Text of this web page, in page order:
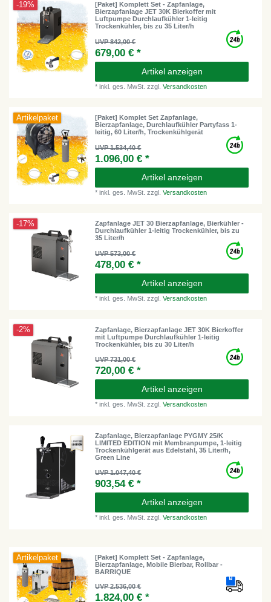
-19%
[Paket] Komplett Set - Zapfanlage,
Bierzapfanlage JET 30K Bierkoffer mit
Luftpumpe Durchlaufkühler 1-leitig
Trockenkühler, bis zu 35 Liter/h
UVP 842,00 €
679,00 € *
Artikel anzeigen
*inkl. ges. MwSt. zzgl.Versandkosten
Artikelpaket
[Paket] Komplet Set Zapfanlage,
Bierzapfanlage, Durchlaufkühler Partyfass 1-
leitig, 60 Liter/h, Trockenkühlgerät
UVP 1.534,40 €
1.096,00 € *
Artikel anzeigen
*inkl. ges. MwSt. zzgl.Versandkosten
-17%
Zapfanlage JET 30 Bierzapfanlage, Bierkühler -
Durchlaufkühler 1-leitig Trockenkühler, bis zu
35 Liter/h
UVP 573,00 €
478,00 € *
Artikel anzeigen
*inkl. ges. MwSt. zzgl.Versandkosten
-2%
Zapfanlage, Bierzapfanlage JET 30K Bierkoffer
mit Luftpumpe Durchlaufkühler 1-leitig
Trockenkühler, bis zu 30 Liter/h
UVP 731,00 €
720,00 € *
Artikel anzeigen
*inkl. ges. MwSt. zzgl.Versandkosten
Zapfanlage, Bierzapfanlage PYGMY 25/K
LIMITED EDITION mit Membranpumpe, 1-leitig
Trockenkühlgerät aus Edelstahl, 35 Liter/h,
Green Line
UVP 1.047,40 €
903,54 € *
Artikel anzeigen
*inkl. ges. MwSt. zzgl.Versandkosten
Artikelpaket
[Paket] Komplett Set - Zapfanlage,
Bierzapfanlage, Mobile Bierbar, Rollbar -
BARRIQUE
UVP 2.536,00 €
1.824,00 € *